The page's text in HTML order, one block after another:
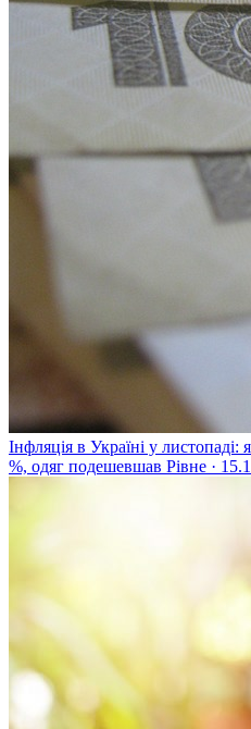
Інфляція в Україні у
%, одяг подешевшав Рівне ·